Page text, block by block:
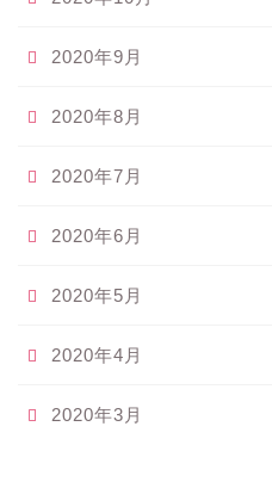
2020年9月
2020年8月
2020年7月
2020年6月
2020年5月
2020年4月
2020年3月